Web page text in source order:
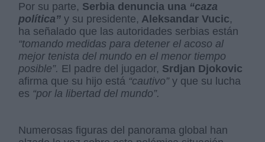
Por su parte, Serbia denuncia una “caza
política” y su presidente, Aleksandar Vucic,
ha señalado que las autoridades serbias están
“tomando medidas para detener el acoso al
mejor tenista del mundo en el menor tiempo
posible”. El padre del jugador, Srdjan Djokovic
afirma que su hijo está “cautivo”y que su lucha
es “por la libertad del mundo”.
Numerosas figuras del panorama global han